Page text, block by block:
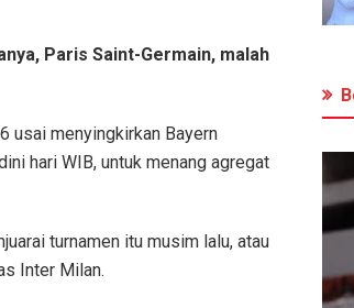
Paris Saint-Germain, malah
usai menyingkirkan Bayern
hari WIB, untuk menang agregat
turnamen itu musim lalu, atau
Inter Milan.